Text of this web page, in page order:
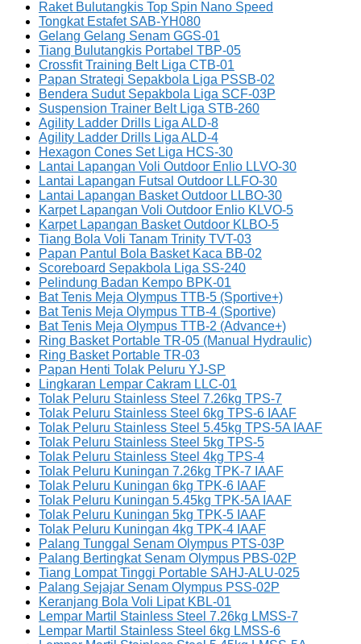
Raket Bulutangkis Top Spin Nano Speed
Tongkat Estafet SAB-YH080
Gelang Gelang Senam GGS-01
Tiang Bulutangkis Portabel TBP-05
Crossfit Training Belt Liga CTB-01
Papan Strategi Sepakbola Liga PSSB-02
Bendera Sudut Sepakbola Liga SCF-03P
Suspension Trainer Belt Liga STB-260
Agility Ladder Drills Liga ALD-8
Agility Ladder Drills Liga ALD-4
Hexagon Cones Set Liga HCS-30
Lantai Lapangan Voli Outdoor Enlio LLVO-30
Lantai Lapangan Futsal Outdoor LLFO-30
Lantai Lapangan Basket Outdoor LLBO-30
Karpet Lapangan Voli Outdoor Enlio KLVO-5
Karpet Lapangan Basket Outdoor KLBO-5
Tiang Bola Voli Tanam Trinity TVT-03
Papan Pantul Bola Basket Kaca BB-02
Scoreboard Sepakbola Liga SS-240
Pelindung Badan Kempo BPK-01
Bat Tenis Meja Olympus TTB-5 (Sportive+)
Bat Tenis Meja Olympus TTB-4 (Sportive)
Bat Tenis Meja Olympus TTB-2 (Advance+)
Ring Basket Portable TR-05 (Manual Hydraulic)
Ring Basket Portable TR-03
Papan Henti Tolak Peluru YJ-SP
Lingkaran Lempar Cakram LLC-01
Tolak Peluru Stainless Steel 7.26kg TPS-7
Tolak Peluru Stainless Steel 6kg TPS-6 IAAF
Tolak Peluru Stainless Steel 5.45kg TPS-5A IAAF
Tolak Peluru Stainless Steel 5kg TPS-5
Tolak Peluru Stainless Steel 4kg TPS-4
Tolak Peluru Kuningan 7.26kg TPK-7 IAAF
Tolak Peluru Kuningan 6kg TPK-6 IAAF
Tolak Peluru Kuningan 5.45kg TPK-5A IAAF
Tolak Peluru Kuningan 5kg TPK-5 IAAF
Tolak Peluru Kuningan 4kg TPK-4 IAAF
Palang Tunggal Senam Olympus PTS-03P
Palang Bertingkat Senam Olympus PBS-02P
Tiang Lompat Tinggi Portable SAHJ-ALU-025
Palang Sejajar Senam Olympus PSS-02P
Keranjang Bola Voli Lipat KBL-01
Lempar Martil Stainless Steel 7.26kg LMSS-7
Lempar Martil Stainless Steel 6kg LMSS-6